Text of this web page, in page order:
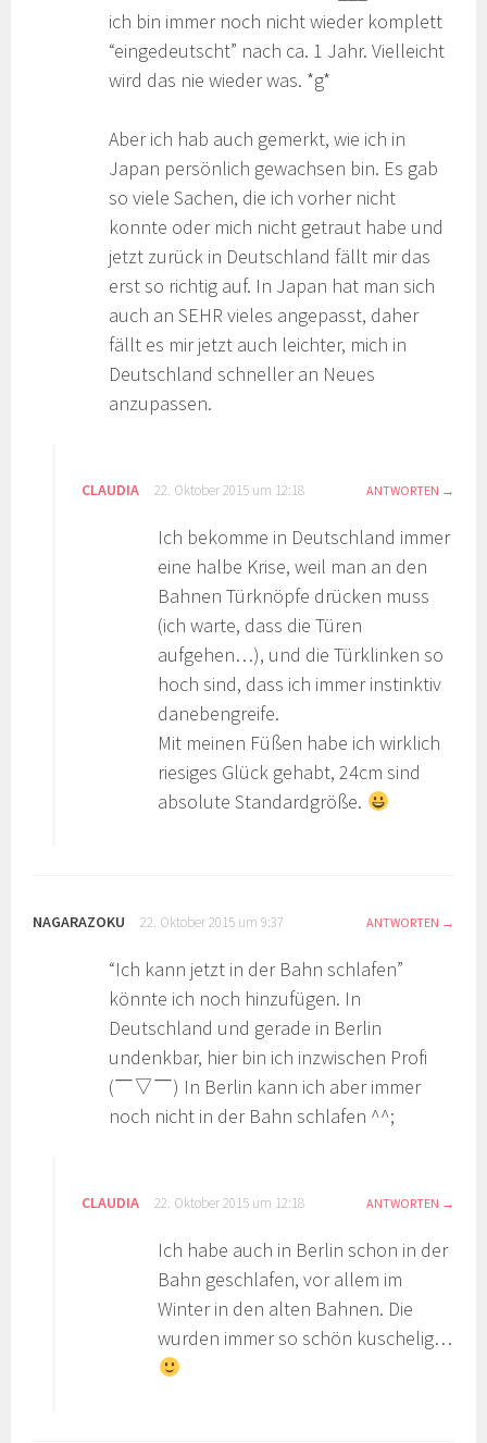
ich bin immer noch nicht wieder komplett
“eingedeutscht” nach ca. 1 Jahr. Vielleicht
wird das nie wieder was. *g*
Aber ich hab auch gemerkt, wie ich in
Japan persönlich gewachsen bin. Es gab
so viele Sachen, die ich vorher nicht
konnte oder mich nicht getraut habe und
jetzt zurück in Deutschland fällt mir das
erst so richtig auf. In Japan hat man sich
auch an SEHR vieles angepasst, daher
fällt es mir jetzt auch leichter, mich in
Deutschland schneller an Neues
anzupassen.
CLAUDIA 22. Oktober 2015 um 12:18 ANTWORTEN
Ich bekomme in Deutschland immer
eine halbe Krise, weil man an den
Bahnen Türknöpfe drücken muss
(ich warte, dass die Türen
aufgehen…), und die Türklinken so
hoch sind, dass ich immer instinktiv
danebengreife.
Mit meinen Füßen habe ich wirklich
riesiges Glück gehabt, 24cm sind
absolute Standardgröße.
NAGARAZOKU 22. Oktober 2015 um 9:37 ANTWORTEN
“Ich kann jetzt in der Bahn schlafen”
könnte ich noch hinzufügen. In
Deutschland und gerade in Berlin
undenkbar, hier bin ich inzwischen Profi
(￣▽￣) In Berlin kann ich aber immer
noch nicht in der Bahn schlafen ^^;
CLAUDIA 22. Oktober 2015 um 12:18 ANTWORTEN
Ich habe auch in Berlin schon in der
Bahn geschlafen, vor allem im
Winter in den alten Bahnen. Die
wurden immer so schön kuschelig…